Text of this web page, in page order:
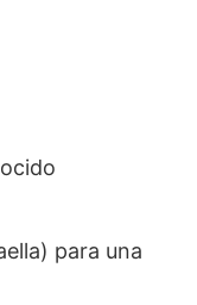
para una